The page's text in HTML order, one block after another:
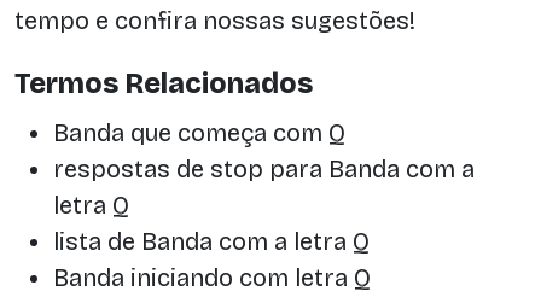
tempo e confira nossas sugestões!
Termos Relacionados
Banda que começa com Q
respostas de stop para Banda com a
letra Q
lista de Banda com a letra Q
Banda iniciando com letra Q